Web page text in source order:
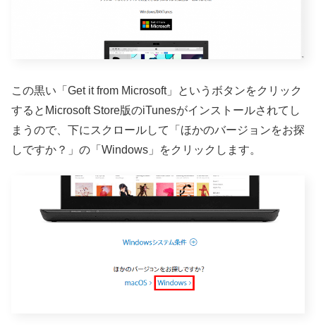
この黒い「Get it from Microsoft」というボタンをクリック
するとMicrosoft Store版のiTunesがインストールされてし
まうので、下にスクロールして「ほかのバージョンをお探
しですか？」の「Windows」をクリックします。